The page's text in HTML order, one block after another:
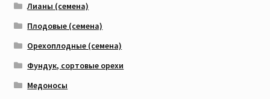
Лианы (семена)
Плодовые (семена)
Орехоплодные (семена)
Фундук, сортовые орехи
Медоносы